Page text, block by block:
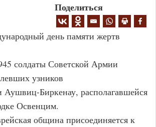
i
g
Поделиться
день памяти жертв
солдаты Советской Армии
узников
Аушвиц-Биркенау, располагавшейся
Освенцим.
община присоединяется к